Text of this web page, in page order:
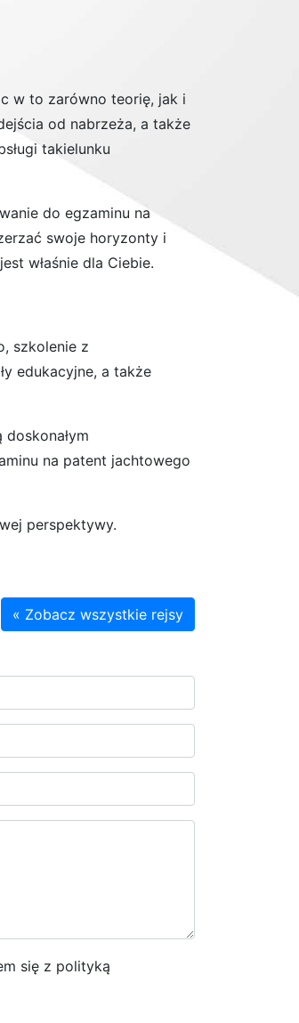
w to zarówno teorię, jak i
od nabrzeża, a także
takielunku
do egzaminu na
swoje horyzonty i
właśnie dla Ciebie.
szkolenie z
edukacyjne, a także
na patent jachtowego
perspektywy.
« Zobacz wszystkie rejsy
się z polityką